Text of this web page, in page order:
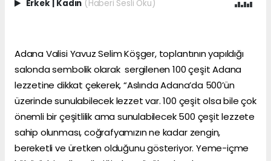
Erkek Kadın (Haberi Sesli Oku)
Adana Valisi Yavuz Selim Köşger, toplantının yapıldığı
salonda sembolik olarak sergilenen 100 çeşit Adana
lezzetine dikkat çekerek, “Aslında Adana’da 500’ün
üzerinde sunulabilecek lezzet var. 100 çeşit olsa bile çok
önemli bir çeşitlilik ama sunulabilecek 500 çeşit lezzete
sahip olunması, coğrafyamızın ne kadar zengin,
bereketli ve üretken olduğunu gösteriyor. Yeme-içme